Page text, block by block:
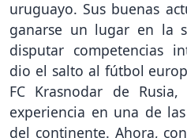
uruguayo. Sus buenas
ganarse un lugar en la
disputar competencias
dio el salto al fútbol
FC Krasnodar de
experiencia en una de
del continente. Ahora,